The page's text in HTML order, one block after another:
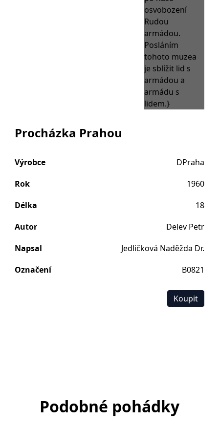
Procházka Prahou
Výrobce
DPraha
Rok
1960
Délka
18
Autor
Delev Petr
Napsal
Jedličková Naděžda Dr.
Označení
B0821
Koupit
Podobné pohádky